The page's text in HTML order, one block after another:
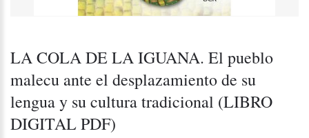
LA COLA DE LA IGUANA. El pueblo
malecu ante el desplazamiento de su
lengua y su cultura tradicional (LIBRO
DIGITAL PDF)